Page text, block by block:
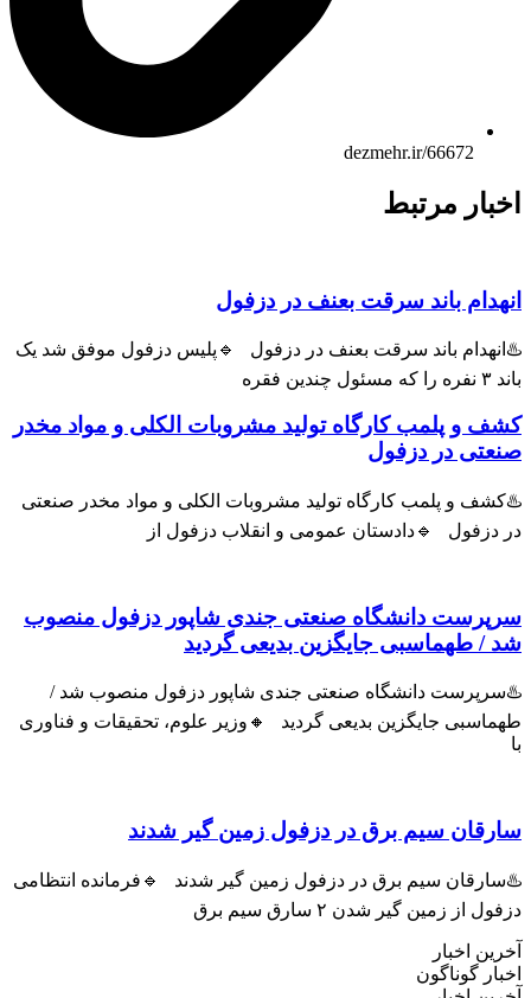
dezmehr.ir/66672
مرتبط
باند سرقت بعنف در دزفول
باند سرقت بعنف در دزفول 🔹پلیس دزفول موفق شد یک
و پلمب کارگاه تولید مشروبات الکلی و مواد مخدر
در دزفول
و پلمب کارگاه تولید مشروبات الکلی و مواد مخدر صنعتی
🔹دادستان عمومی و انقلاب دزفول از
دانشگاه صنعتی جندی شاپور دزفول منصوب
طهماسبی جایگزین بدیعی گردید
دانشگاه صنعتی جندی شاپور دزفول منصوب شد /
جایگزین بدیعی گردید 🔸وزیر علوم، تحقیقات و فناوری
سیم برق در دزفول زمین گیر شدند
سیم برق در دزفول زمین گیر شدند 🔹فرمانده انتظامی
زمین گیر شدن ۲ سارق سیم برق
اخبار
گوناگون